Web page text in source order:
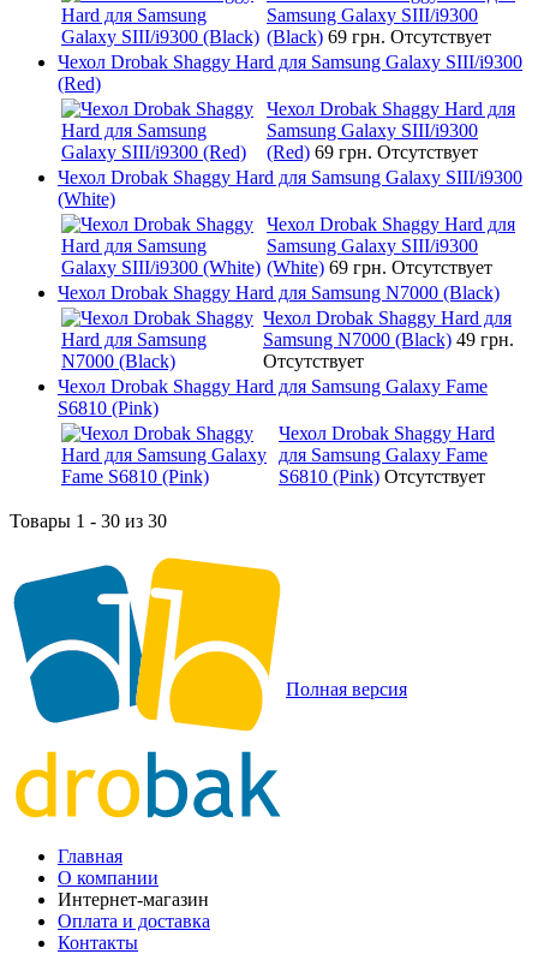
Samsung Galaxy SIII/i9300
(Black) 69 грн. Отсутствует
Чехол Drobak Shaggy Hard для Samsung Galaxy SIII/i9300
(Red)
Чехол Drobak Shaggy Hard для
Samsung Galaxy SIII/i9300
(Red) 69 грн. Отсутствует
Чехол Drobak Shaggy Hard для Samsung Galaxy SIII/i9300
(White)
Чехол Drobak Shaggy Hard для
Samsung Galaxy SIII/i9300
(White) 69 грн. Отсутствует
Чехол Drobak Shaggy Hard для Samsung N7000 (Black)
Чехол Drobak Shaggy Hard для
Samsung N7000 (Black) 49 грн.
Отсутствует
Чехол Drobak Shaggy Hard для Samsung Galaxy Fame
S6810 (Pink)
Чехол Drobak Shaggy Hard
для Samsung Galaxy Fame
S6810 (Pink) Отсутствует
Товары 1 - 30 из 30
Полная версия
Главная
О компании
Интернет-магазин
Оплата и доставка
Контакты